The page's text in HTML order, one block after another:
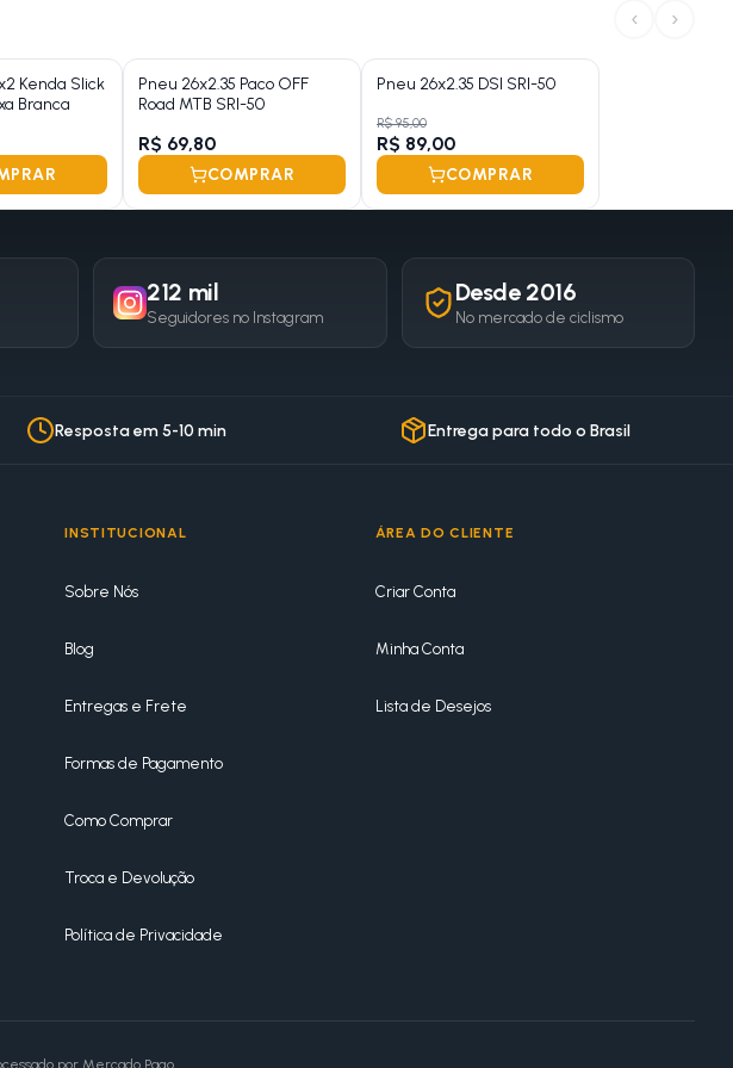
‹ ›
Kenda Slick
Branca
Pneu 26x2.35 Paco OFF
Road MTB SRI-50
R$ 69,80
COMPRAR
Pneu 26x2.35 DSI SRI-50
R$ 95,00
R$ 89,00
COMPRAR
212 mil
Seguidores no Instagram
Desde 2016
No mercado de ciclismo
Resposta em 5-10 min Entrega para todo o Brasil
INSTITUCIONAL
Sobre Nós
Blog
Entregas e Frete
Formas de Pagamento
Como Comprar
Troca e Devolução
Política de Privacidade
ÁREA DO CLIENTE
Criar Conta
Minha Conta
Lista de Desejos
por Mercado Pago